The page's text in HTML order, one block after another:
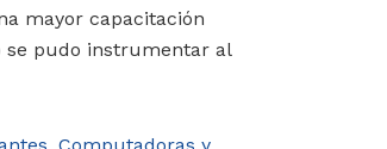
mayor capacitación
se pudo instrumentar al